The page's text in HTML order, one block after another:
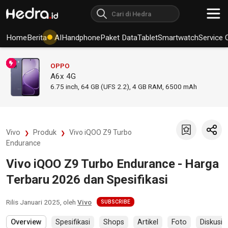
HomeBerita AIHandphonePaket DataTabletSmartwatchService
OPPO
A6x 4G
6.75 inch, 64 GB (UFS 2.2), 4 GB RAM 6500 mAh
Vivo Produk
Vivo iQOO Z9 Turbo
Endurance
Vivo iQOO Z9 Turbo Endurance - Harga
Terbaru 2026 dan Spesifikasi
Rilis Januari 2025 , oleh Vivo SUBSCRIBE
Overview Spesifikasi Shops Artikel Foto Diskusi